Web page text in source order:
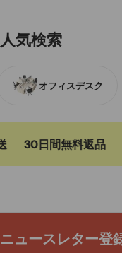
効率性と美観を両立させ
を向上。
今すぐ購入 して、理想の
人気検索
オフィスデスク
30日間無料返品
ニュースレター登